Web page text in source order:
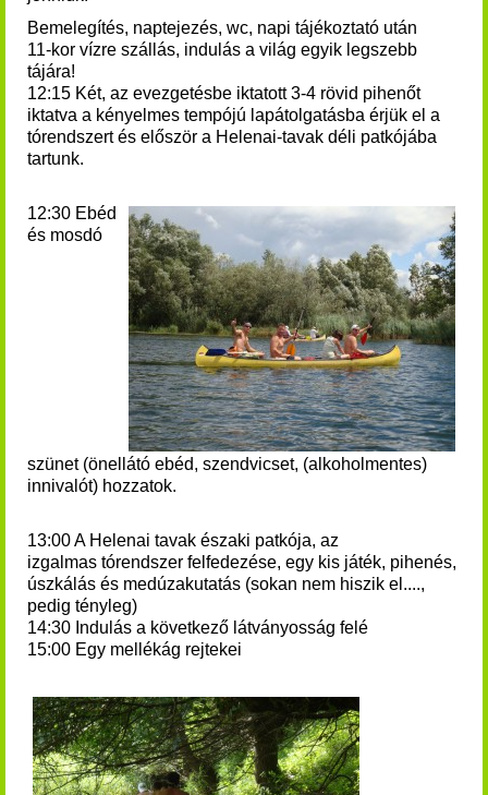
Bemelegítés, naptejezés, wc, napi tájékoztató után
11-kor vízre szállás, indulás a világ egyik legszebb
tájára!
12:15 Két, az evezgetésbe iktatott 3-4 rövid pihenőt
iktatva a kényelmes tempójú lapátolgatásba érjük el a
tórendszert és először a Helenai-tavak déli patkójába
tartunk.
12:30 Ebéd
és mosdó
szünet (önellátó ebéd, szendvicset, (alkoholmentes)
innivalót) hozzatok.
13:00 A Helenai tavak északi patkója, az
izgalmas tórendszer felfedezése, egy kis játék, pihenés,
úszkálás és medúzakutatás (sokan nem hiszik el....,
pedig tényleg)
14:30 Indulás a következő látványosság felé
15:00 Egy mellékág rejtekei